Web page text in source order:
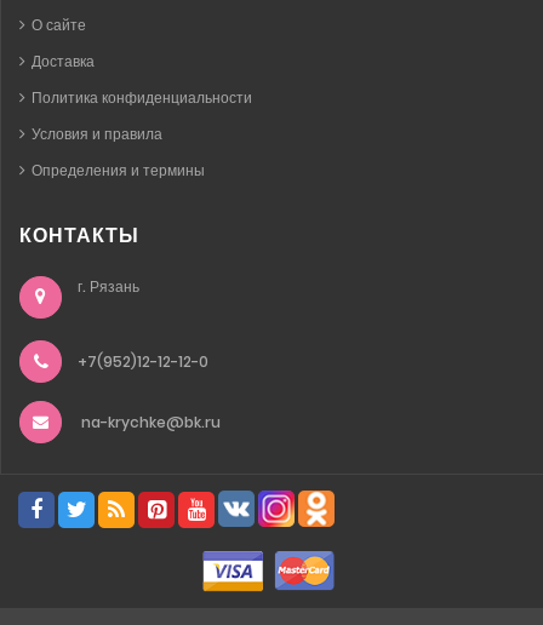
О сайте
Доставка
Политика конфиденциальности
Условия и правила
Определения и термины
КОНТАКТЫ
г. Рязань
+7(952)12-12-12-0
na-krychke@bk.ru